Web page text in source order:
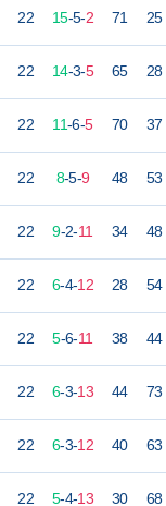
22 15-5-2 71 25
22 14-3-5 65 28
22 11-6-5 70 37
22 8-5-9 48 53
22 9-2-11 34 48
22 6-4-12 28 54
22 5-6-11 38 44
22 6-3-13 44 73
22 6-3-12 40 63
22 5-4-13 30 68